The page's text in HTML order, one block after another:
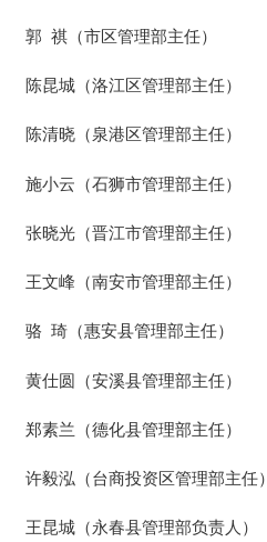
郭 祺（市区管理部主任）
陈昆城（洛江区管理部主任）
陈清晓（泉港区管理部主任）
施小云（石狮市管理部主任）
张晓光（晋江市管理部主任）
王文峰（南安市管理部主任）
骆 琦（惠安县管理部主任）
黄仕圆（安溪县管理部主任）
郑素兰（德化县管理部主任）
许毅泓（台商投资区管理部主任）
王昆城（永春县管理部负责人）